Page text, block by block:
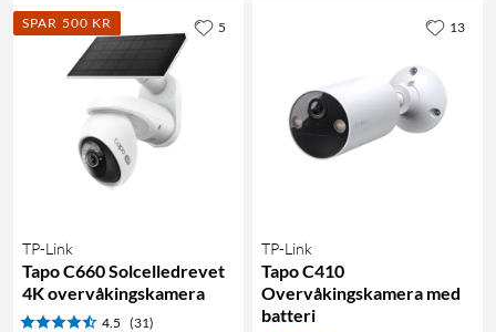
SPAR 500 KR
TP-Link
Tapo C660 Solcelledrevet
4K overvåkingskamera
4.5 (31)
5
TP-Link
Tapo C410
Overvåkingskamera med
batteri
13